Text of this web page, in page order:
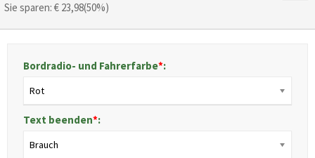
Sie sparen: € 23,98(50%)
Bordradio- und Fahrerfarbe*:
Rot
Text beenden*:
Brauch